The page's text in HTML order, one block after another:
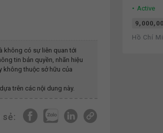
không có sự liên quan tới
tin bản quyền, nhãn hiệu
không thuộc sở hữu của
trên các nội dung này.
sẻ:
Active
Hồ Chí